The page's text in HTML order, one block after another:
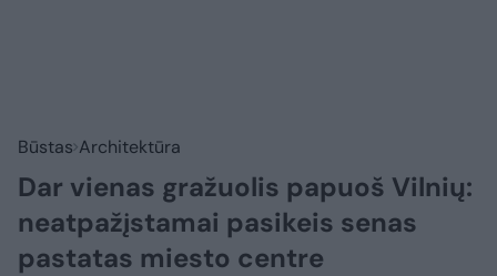
Būstas Architektūra
Dar vienas gražuolis papuoš Vilnių:
neatpažįstamai pasikeis senas
pastatas miesto centre